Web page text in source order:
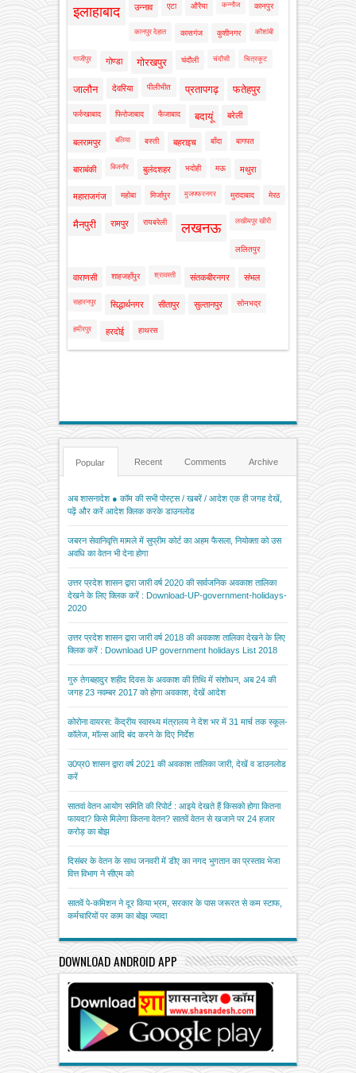
इलाहाबाद उन्नाव एटा औरैया कन्नौज कानपुर
कानपुर देहात कासगंज कुशीनगर कौशांबी
गाजीपुर गोण्डा गोरखपुर चंदौली चंदौसी चित्रकूट
जालौन देवरिया पीलीभीत प्रतापगढ़ फतेहपुर
फर्रुखाबाद फिरोजाबाद फैजाबाद बदायूं बरेली
बलरामपुर बलिया बस्ती बहराइच बाँदा बागपत
बाराबंकी बिजनौर बुलंदशहर भदोही मऊ मथुरा
महाराजगंज महोबा मिर्जापुर मुजफ्फरनगर मुरादाबाद मेरठ
मैनपुरी रामपुर रायबरेली लखनऊ लखीमपुर खीरी
ललितपुर
वाराणसी शाहजहाँपुर श्रावस्ती संतकबीरनगर संभल
सहारनपुर सिद्धार्थनगर सीतापुर सुल्तानपुर सोनभद्र
हमीरपुर हरदोई हाथरस
Popular Recent Comments Archive
अब शासनादेश ● कॉम की सभी पोस्ट्स / खबरें / आदेश एक ही जगह देखें,
पढ़ें और करें आदेश क्लिक करके डाउनलोड
जबरन सेवानिवृत्ति मामले में सुप्रीम कोर्ट का अहम फैसला, नियोक्ता को उस
अवधि का वेतन भी देना होगा
उत्तर प्रदेश शासन द्वारा जारी वर्ष 2020 की सार्वजनिक अवकाश तालिका
देखने के लिए क्लिक करें : Download-UP-government-holidays-
2020
उत्तर प्रदेश शासन द्वारा जारी वर्ष 2018 की अवकाश तालिका देखने के लिए
क्लिक करें : Download UP government holidays List 2018
गुरु तेगबहादुर शहीद दिवस के अवकाश की तिथि में संशोधन, अब 24 की
जगह 23 नवम्बर 2017 को होगा अवकाश, देखें आदेश
कोरोना वायरस: केंद्रीय स्वास्थ्य मंत्रालय ने देश भर में 31 मार्च तक स्कूल-
कॉलेज, मॉल्स आदि बंद करने के दिए निर्देश
उ0प्र0 शासन द्वारा वर्ष 2021 की अवकाश तालिका जारी, देखें व डाउनलोड
करें
सातवां वेतन आयोग समिति की रिपोर्ट : आइये देखते हैं किसको होगा कितना
फायदा? किसे मिलेगा कितना वेतन? सातवें वेतन से खजाने पर 24 हजार
करोड़ का बोझ
दिसंबर के वेतन के साथ जनवरी में डीए का नगद भुगतान का प्रस्ताव भेजा
वित्त विभाग ने सीएम को
सातवें पे-कमिशन ने दूर किया भ्रम, सरकार के पास जरूरत से कम स्टाफ,
कर्मचारियों पर काम का बोझ ज्यादा
DOWNLOAD ANDROID APP